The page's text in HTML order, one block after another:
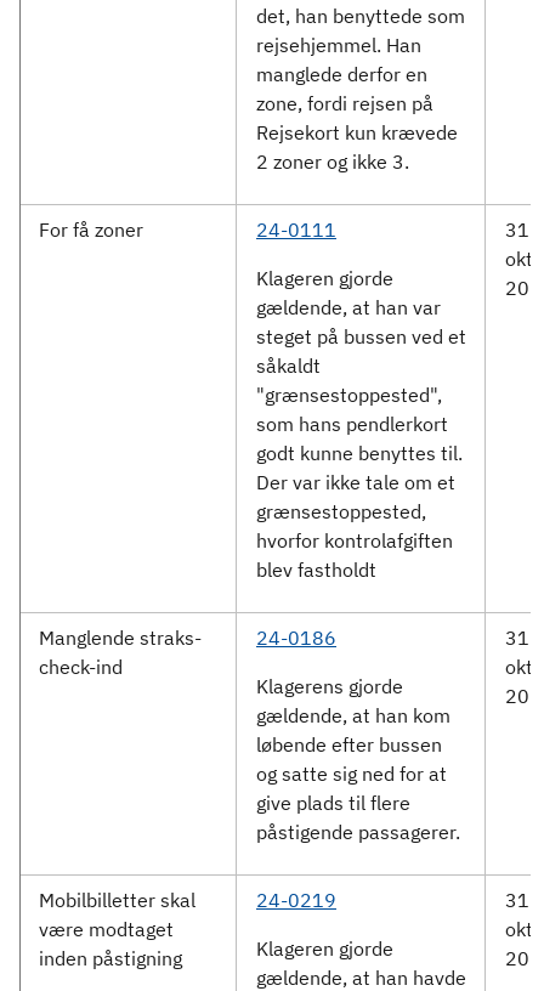
det, han benyttede som
rejsehjemmel. Han
manglede derfor en
zone, fordi rejsen på
Rejsekort kun krævede
2 zoner og ikke 3.
For få zoner
24-0111
Klageren gjorde
gældende, at han var
steget på bussen ved et
såkaldt
"grænsestoppested",
som hans pendlerkort
godt kunne benyttes til.
Der var ikke tale om et
grænsestoppested,
hvorfor kontrolafgiften
blev fastholdt
31.
Manglende straks-
check-ind
24-0186
Klagerens gjorde
gældende, at han kom
løbende efter bussen
og satte sig ned for at
give plads til flere
påstigende passagerer.
31.
Mobilbilletter skal
være modtaget
inden påstigning
24-0219
Klageren gjorde
gældende, at han havde
31.